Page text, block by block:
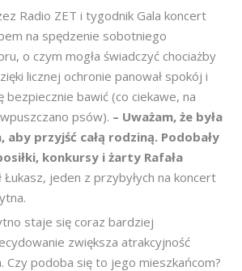
Radio ZET i tygodnik Gala koncert
na spędzenie sobotniego
o czym mogła świadczyć chociażby
licznej ochronie panował spokój i
bezpiecznie bawić (co ciekawe, na
psów). – Uważam, że była
aby przyjść całą rodziną. Podobały
konkursy i żarty Rafała
Łukasz, jeden z przybyłych na koncert
staje się coraz bardziej
zwiększa atrakcyjność
Czy podoba się to jego mieszkańcom?